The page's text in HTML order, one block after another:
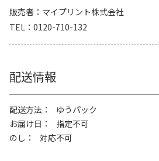
販売者
マイプリント株式会社
TEL
0120-710-132
配送情報
配送方法
ゆうパック
お届け日
指定不可
のし
対応不可